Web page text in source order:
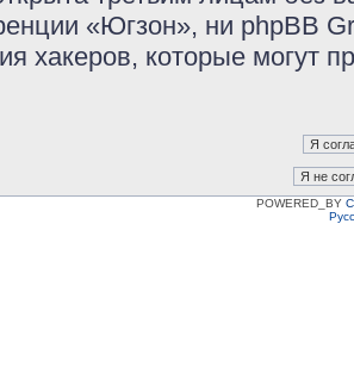
«Югзон», ни phpBB
хакеров, которые могут
POWERED_BY